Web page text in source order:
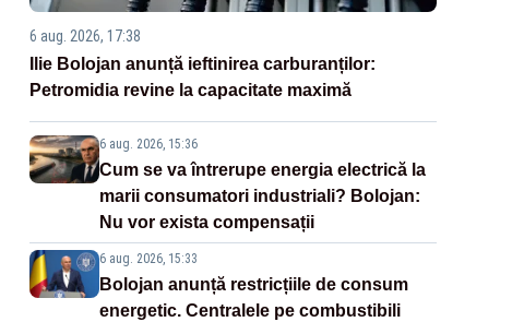
6 aug. 2026, 17:38
Ilie Bolojan anunță ieftinirea carburanților:
Petromidia revine la capacitate maximă
6 aug. 2026, 15:36
Cum se va întrerupe energia electrică la
marii consumatori industriali? Bolojan:
Nu vor exista compensații
6 aug. 2026, 15:33
Bolojan anunță restricțiile de consum
energetic. Centralele pe combustibili